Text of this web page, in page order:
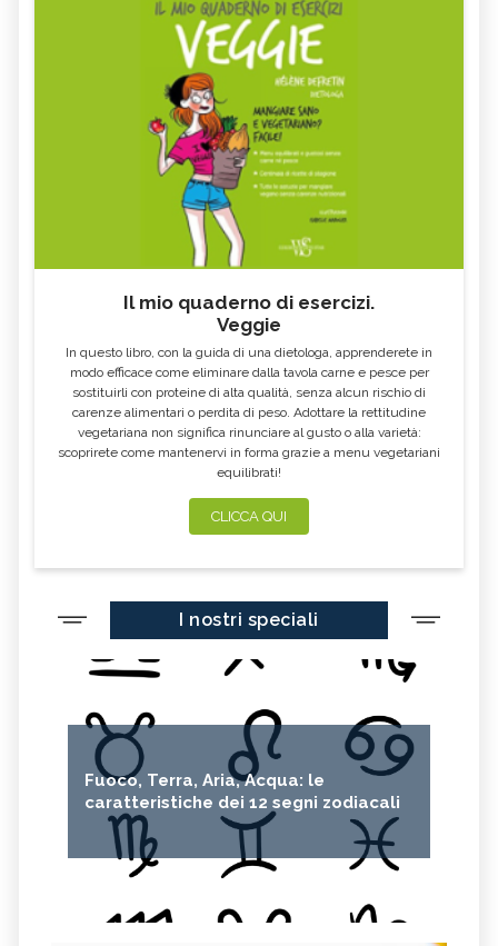
Il mio quaderno di esercizi.
Veggie
In questo libro, con la guida di una dietologa, apprenderete in
modo efficace come eliminare dalla tavola carne e pesce per
sostituirli con proteine di alta qualità, senza alcun rischio di
carenze alimentari o perdita di peso. Adottare la rettitudine
vegetariana non significa rinunciare al gusto o alla varietà:
scoprirete come mantenervi in forma grazie a menu vegetariani
equilibrati!
CLICCA QUI
I nostri speciali
Fuoco, Terra, Aria, Acqua: le
caratteristiche dei 12 segni zodiacali